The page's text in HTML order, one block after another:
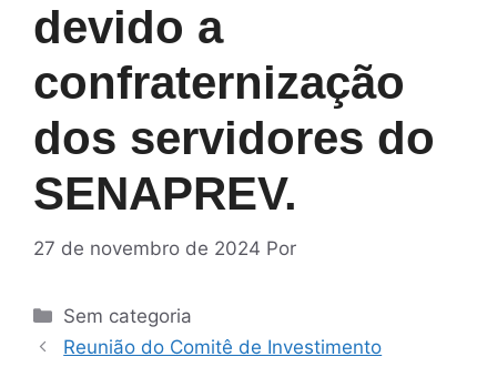
devido a
confraternização
dos servidores do
SENAPREV.
27 de novembro de 2024 Por
Sem categoria
Reunião do Comitê de Investimento